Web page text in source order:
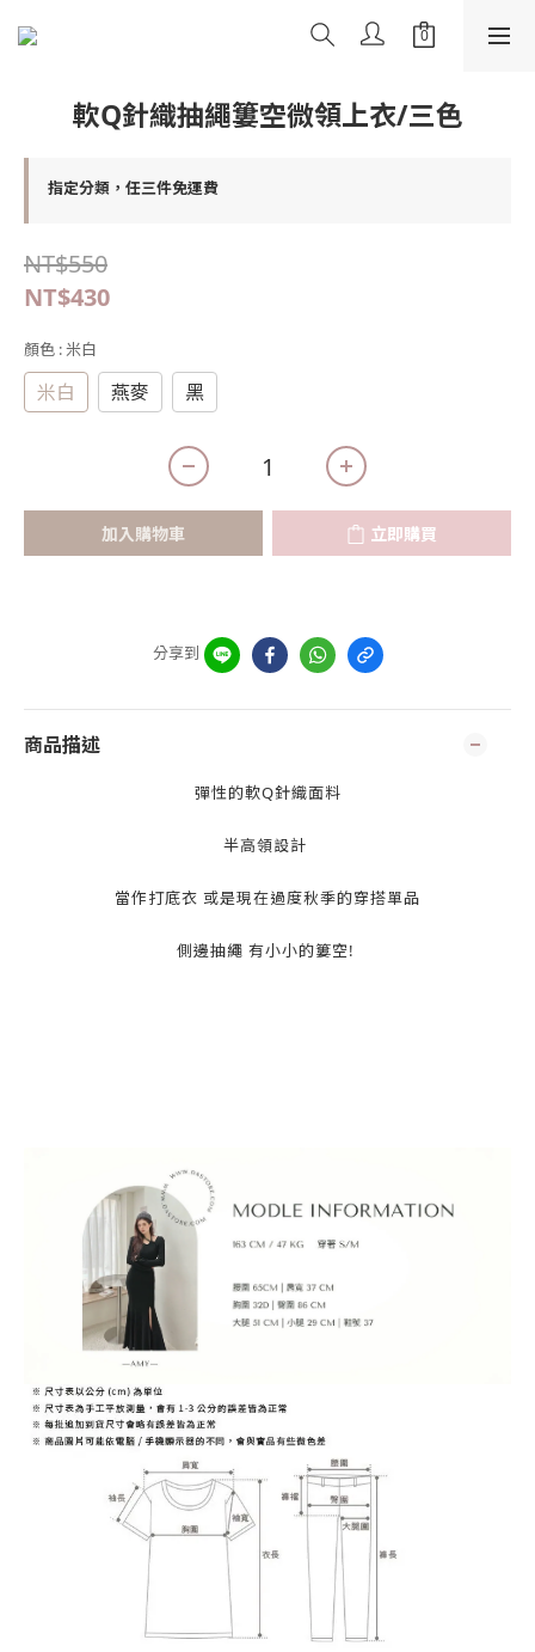
軟Q針織抽繩簍空微領上衣/三色
指定分類，任三件免運費
NT$550
NT$430
顏色 : 米白
米白 燕麥 黑
加入購物車 立即購買
分享到
商品描述
彈性的軟Q針織面料
半高領設計
當作打底衣 或是現在過度秋季的穿搭單品
側邊抽繩 有小小的簍空!